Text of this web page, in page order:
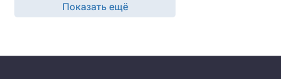
При выборе склада или помещение под производство
Показать ещё